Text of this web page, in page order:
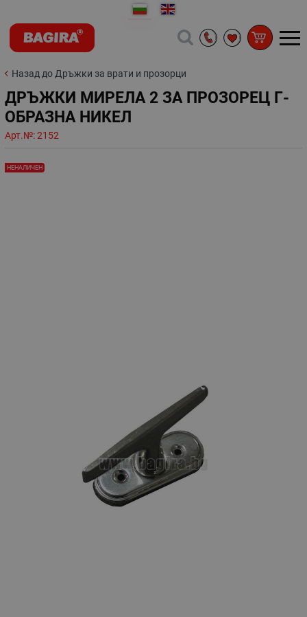
Назад до Дръжки за врати и прозорци
ДРЪЖКИ МИРЕЛА 2 ЗА ПРОЗОРЕЦ Г-
ОБРАЗНА НИКЕЛ
Арт.№:2152
НЕНАЛИЧЕН